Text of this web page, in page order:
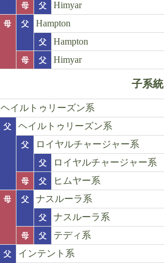
母 父 Himyar
母 父 Hampton
父 Hampton
母 父 Himyar
子系統
ヘイルトゥリーズン系
父 ヘイルトゥリーズン系
父 ロイヤルチャージャー系
父 ロイヤルチャージャー系
母 父 ヒムヤー系
母 父 ナスルーラ系
父 ナスルーラ系
母 父 テディ系
父 インテント系